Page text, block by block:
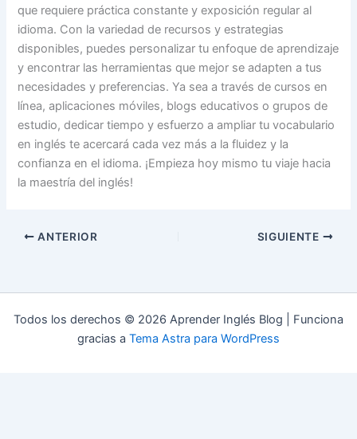
que requiere práctica constante y exposición regular al
idioma. Con la variedad de recursos y estrategias
disponibles, puedes personalizar tu enfoque de aprendizaje
y encontrar las herramientas que mejor se adapten a tus
necesidades y preferencias. Ya sea a través de cursos en
línea, aplicaciones móviles, blogs educativos o grupos de
estudio, dedicar tiempo y esfuerzo a ampliar tu vocabulario
en inglés te acercará cada vez más a la fluidez y la
confianza en el idioma. ¡Empieza hoy mismo tu viaje hacia
la maestría del inglés!
ANTERIOR SIGUIENTE
Todos los derechos © 2026 Aprender Inglés Blog | Funciona
gracias a Tema Astra para WordPress